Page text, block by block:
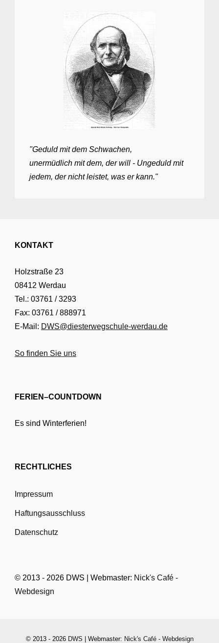
"Geduld mit dem Schwachen,
unermüdlich mit dem, der will - Ungeduld mit
jedem, der nicht leistet, was er kann."
KONTAKT
Holzstraße 23
08412 Werdau
Tel.: 03761 / 3293
Fax: 03761 / 888971
E-Mail: DWS@diesterwegschule-werdau.de
So finden Sie uns
FERIEN–COUNTDOWN
Es sind Winterferien!
RECHTLICHES
Impressum
Haftungsausschluss
Datenschutz
© 2013 - 2026 DWS | Webmaster: Nick's Café -
Webdesign
© 2013 - 2026 DWS | Webmaster: Nick's Café - Webdesign